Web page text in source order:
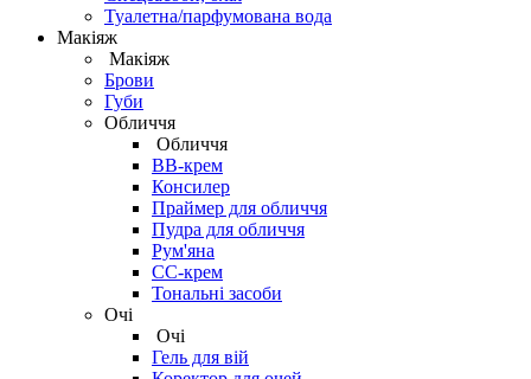
Туалетна/парфумована вода
Макіяж
Макіяж
Брови
Губи
Обличчя
Обличчя
BB-крем
Консилер
Праймер для обличчя
Пудра для обличчя
Рум'яна
СС-крем
Тональні засоби
Очі
Очі
Гель для вій